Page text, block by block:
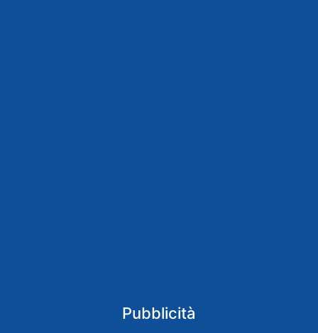
Pubblicità